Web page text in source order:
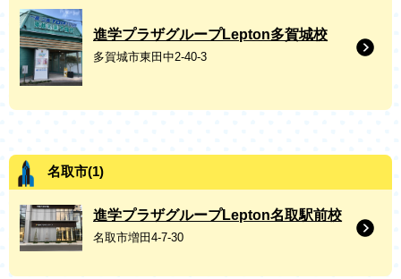
進学プラザグループLepton多賀城校
多賀城市東田中2-40-3
名取市(1)
進学プラザグループLepton名取駅前校
名取市増田4-7-30